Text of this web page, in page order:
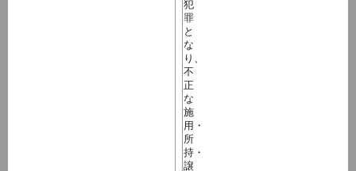
犯
罪
と
な
り、
不
正
な
施
用・
所
持・
譲